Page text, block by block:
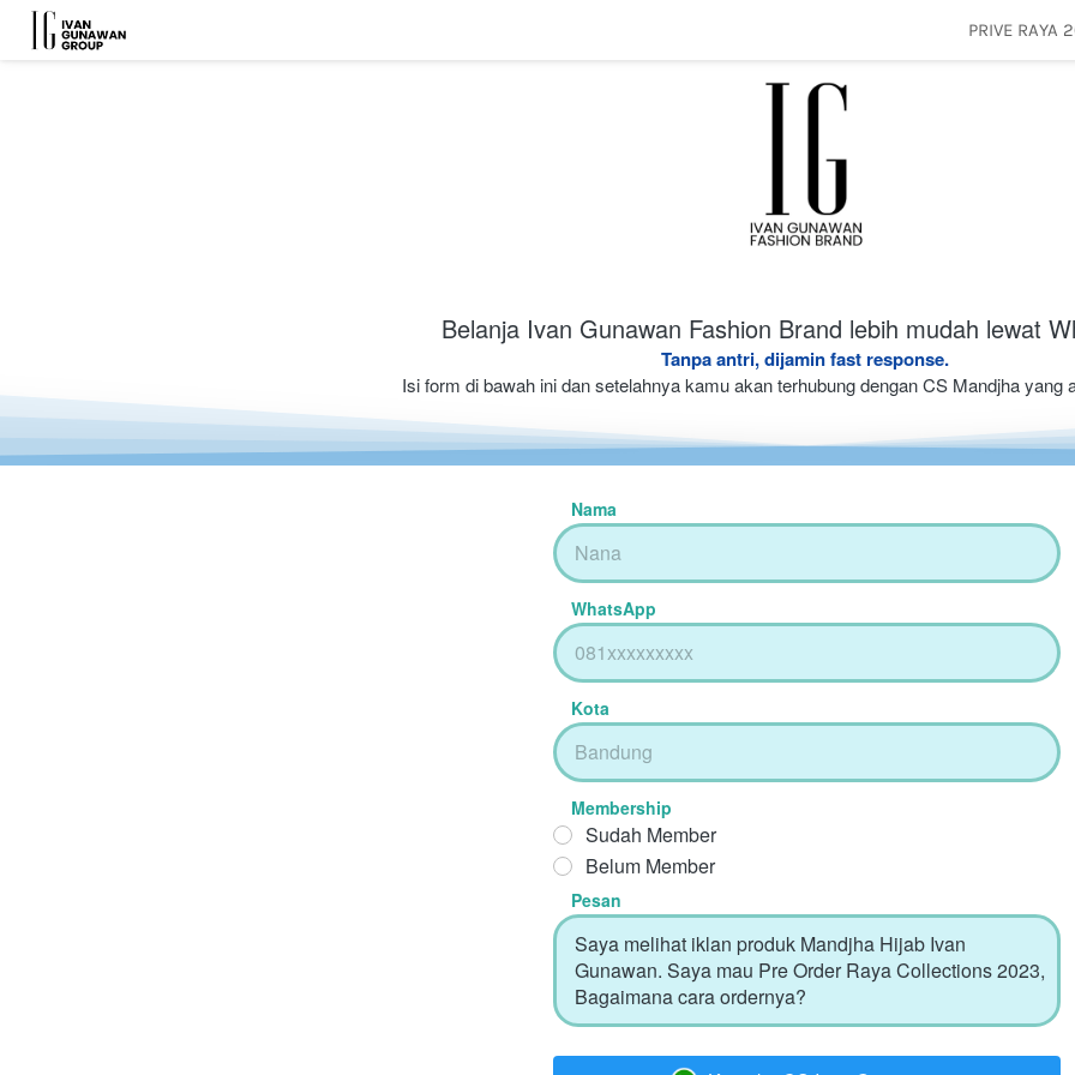
PRIVE RAYA
PRIVE RAYA
Belanja Ivan Gunawan Fashion Brand lebih mudah lewat
Tanpa antri, dijamin fast response.
Isi form di bawah ini dan setelahnya kamu akan terhubung dengan CS Mandjha yang
Nama
WhatsApp
Kota
Membership
Sudah Member
Belum Member
Pesan